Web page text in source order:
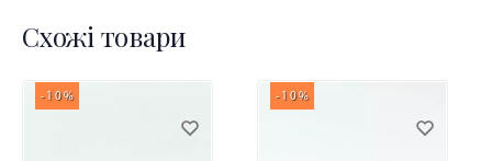
Схожі товари
-10% -10%